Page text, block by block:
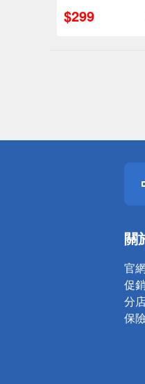
$299
關
官網
促
分
保